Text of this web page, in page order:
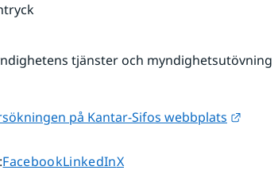
tjänster och myndighetsutövning
på Kantar-Sifos webbplats
Länk
:Dela sidan på
FacebookDela sidan på
LinkedInDela sidan på
X